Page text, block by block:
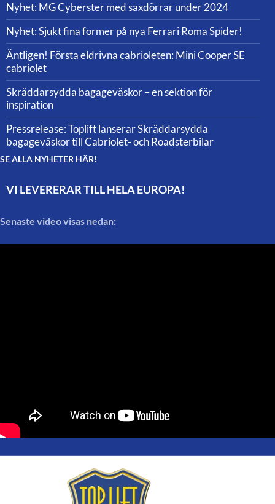
Nyhet: MG Cyberster med saxdörrar under 2024
Nyhet: Sjukt fina former på nya Ferrari Roma Spider!
Äntligen! Första eldrivna cabrioleten: Mini Cooper SE
cabriolet
Skräddarsydda bagageväskor – en sektion för
inspiration
Pressrelease: Toplift lanserar Skräddarsydda
bagageväskor till Cabriolet- och Roadsterbilar
SE ALLA NYHETER HÄR!
VI LEVERERAR TILL HELA EUROPA!
Senaste video visas nedan: